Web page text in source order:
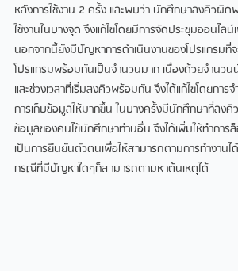
หลังการใช้งาน 2 ครั้ง และพบว่า นักศึกษาลงคิวผิดพ
ใช้งานในบางจุด จึงแก้ไขโดยมีการจัดประชุมออนไลน์
นอกจากนี้ยังมีปัญหาการดำเนินงานของโปรแกรมที่
โปรแกรมพร้อมกันเป็นจำนวนมาก เนื่องด้วยจำน
และช่วงเวลาที่เริ่มลงคิวพร้อมกัน จึงได้แก้ไขโดยการ
การเก็บข้อมูลให้มากขึ้น ในบางครั้งมีนักศึกษาที่ลง
ข้อมูลของคนไข้นักศึกษาท่านอื่น จึงได้เพิ่มให้ทำการล็
เป็นการยืนยันตัวตนเพื่อให้สามารถตามการทำงานไ
กรณีที่มีปัญหาใดๆก็สามารถตามหาต้นเหตุ